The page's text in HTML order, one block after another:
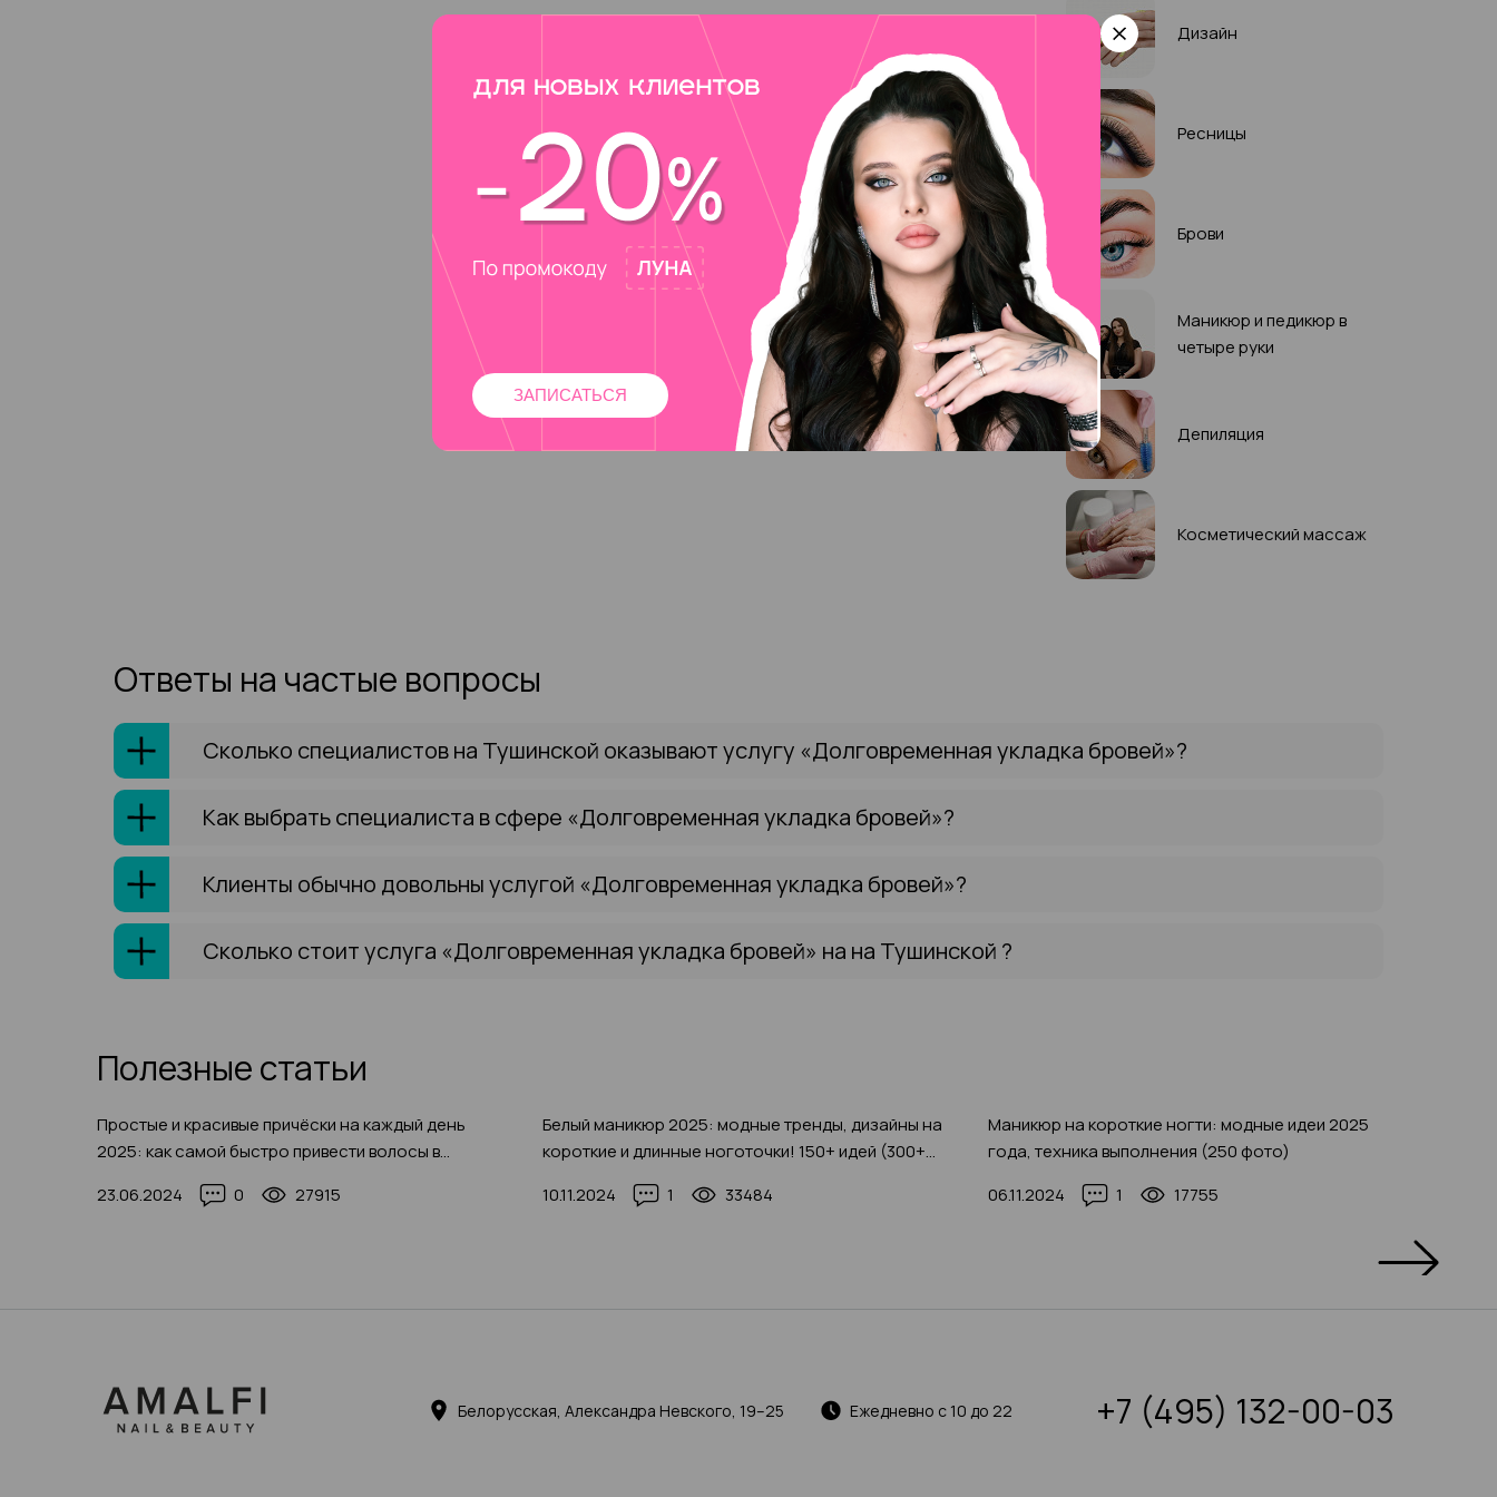
Дизайн
Ресницы
Брови
Маникюр и педикюр в
четыре руки
Депиляция
Косметический массаж
Ответы на частые вопросы
Сколько специалистов на Тушинской оказывают услугу «Долговременная укладка бровей»?
Как выбрать специалиста в сфере «Долговременная укладка бровей»?
Клиенты обычно довольны услугой «Долговременная укладка бровей»?
Сколько стоит услуга «Долговременная укладка бровей» на на Тушинской ?
Полезные статьи
Простые и красивые причёски на каждый день
2025: как самой быстро привести волосы в
23.06.2024 0 27915
Белый маникюр 2025: модные тренды, дизайны на
короткие и длинные ноготочки! 150+ идей (300+
10.11.2024 1 33484
Маникюр на короткие ногти: модные идеи 2025
года, техника выполнения (250 фото)
06.11.2024
1 17755
Белорусская, Александра Невского, 19–25 Ежедневно с 10 до 22 +7 (495) 132-00-03
ЗАПИСАТЬСЯ